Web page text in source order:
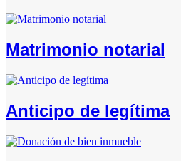
Matrimonio notarial
Anticipo de legítima